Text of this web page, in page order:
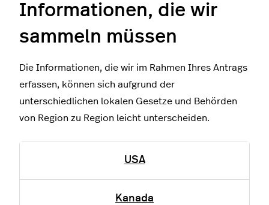
Informationen, die wir
sammeln müssen
Die Informationen, die wir im Rahmen Ihres Antrags
erfassen, können sich aufgrund der
unterschiedlichen lokalen Gesetze und Behörden
von Region zu Region leicht unterscheiden.
USA
Kanada